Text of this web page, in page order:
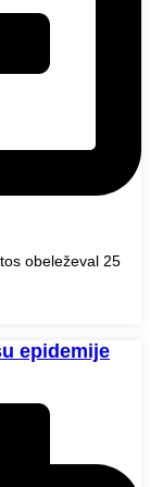
obeleževal 25
epidemije